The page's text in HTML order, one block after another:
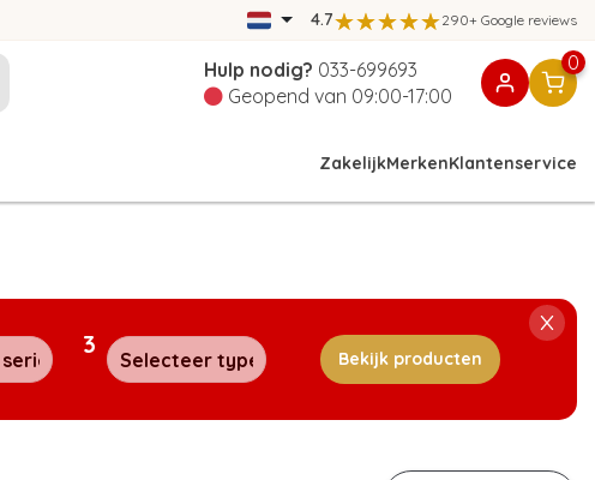
4.7 290+ Google reviews
Hulp nodig? 033-699693
Geopend van 09:00-17:00
0
ZakelijkMerkenKlantenservice
3 Bekijk producten